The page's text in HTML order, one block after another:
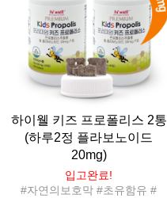
하이웰 키즈 프로폴리스 2통
(하루2정 플라보노이드
20mg)
입고완료!
#자연의보호막 #초유함유 #